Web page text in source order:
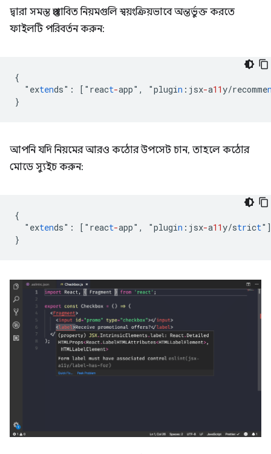
দ্বারা সমস্ত প্রস্তাবিত নিয়মগুলি স্বয়ংক্রিয়ভাবে অন্তর্ভুক্ত করতে
ফাইলটি পরিবর্তন করুন:
{
" extends" : [ " react-app" , "plugin : jsx-a11y/recomme
}
আপনি যদি নিয়মের আরও কঠোর উপসেট চান, তাহলে কঠোর
মোডে স্যুইচ করুন:
{
" extends" : [ " react-app" , "plugin : jsx-a11y/strict" ]
}